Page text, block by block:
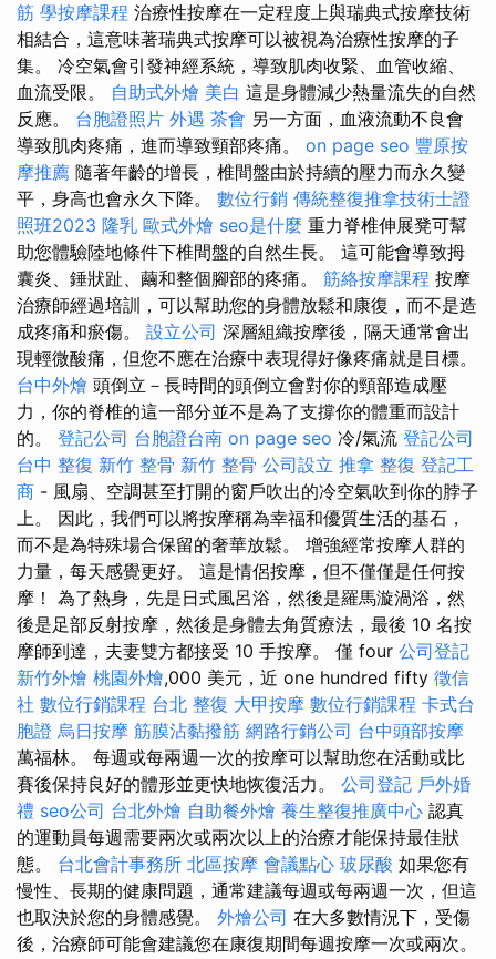
筋 學按摩課程 治療性按摩在一定程度上與瑞典式按摩技術
相結合，這意味著瑞典式按摩可以被視為治療性按摩的子
集。 冷空氣會引發神經系統，導致肌肉收緊、血管收縮、
血流受限。 自助式外燴 美白 這是身體減少熱量流失的自然
反應。 台胞證照片 外遇 茶會 另一方面，血液流動不良會
導致肌肉疼痛，進而導致頸部疼痛。 on page seo 豐原按
摩推薦 隨著年齡的增長，椎間盤由於持續的壓力而永久變
平，身高也會永久下降。 數位行銷 傳統整復推拿技術士證
照班2023 隆乳 歐式外燴 seo是什麼 重力脊椎伸展凳可幫
助您體驗陸地條件下椎間盤的自然生長。 這可能會導致拇
囊炎、錘狀趾、繭和整個腳部的疼痛。 筋絡按摩課程 按摩
治療師經過培訓，可以幫助您的身體放鬆和康復，而不是造
成疼痛和瘀傷。 設立公司 深層組織按摩後，隔天通常會出
現輕微酸痛，但您不應在治療中表現得好像疼痛就是目標。
台中外燴 頭倒立－長時間的頭倒立會對你的頸部造成壓
力，你的脊椎的這一部分並不是為了支撐你的體重而設計
的。 登記公司 台胞證台南 on page seo 冷/氣流 登記公司
台中 整復 新竹 整骨 新竹 整骨 公司設立 推拿 整復 登記工
商 - 風扇、空調甚至打開的窗戶吹出的冷空氣吹到你的脖子
上。 因此，我們可以將按摩稱為幸福和優質生活的基石，
而不是為特殊場合保留的奢華放鬆。 增強經常按摩人群的
力量，每天感覺更好。 這是情侶按摩，但不僅僅是任何按
摩！ 為了熱身，先是日式風呂浴，然後是羅馬漩渦浴，然
後是足部反射按摩，然後是身體去角質療法，最後 10 名按
摩師到達，夫妻雙方都接受 10 手按摩。 僅 four 公司登記
新竹外燴 桃園外燴,000 美元，近 one hundred fifty 徵信
社 數位行銷課程 台北 整復 大甲按摩 數位行銷課程 卡式台
胞證 烏日按摩 筋膜沾黏撥筋 網路行銷公司 台中頭部按摩
萬福林。 每週或每兩週一次的按摩可以幫助您在活動或比
賽後保持良好的體形並更快地恢復活力。 公司登記 戶外婚
禮 seo公司 台北外燴 自助餐外燴 養生整復推廣中心 認真
的運動員每週需要兩次或兩次以上的治療才能保持最佳狀
態。 台北會計事務所 北區按摩 會議點心 玻尿酸 如果您有
慢性、長期的健康問題，通常建議每週或每兩週一次，但這
也取決於您的身體感覺。 外燴公司 在大多數情況下，受傷
後，治療師可能會建議您在康復期間每週按摩一次或兩次。